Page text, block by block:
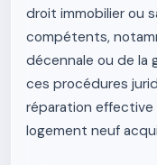
droit immobilier ou
compétents,
décennale ou de la
ces procédures
réparation
logement neuf